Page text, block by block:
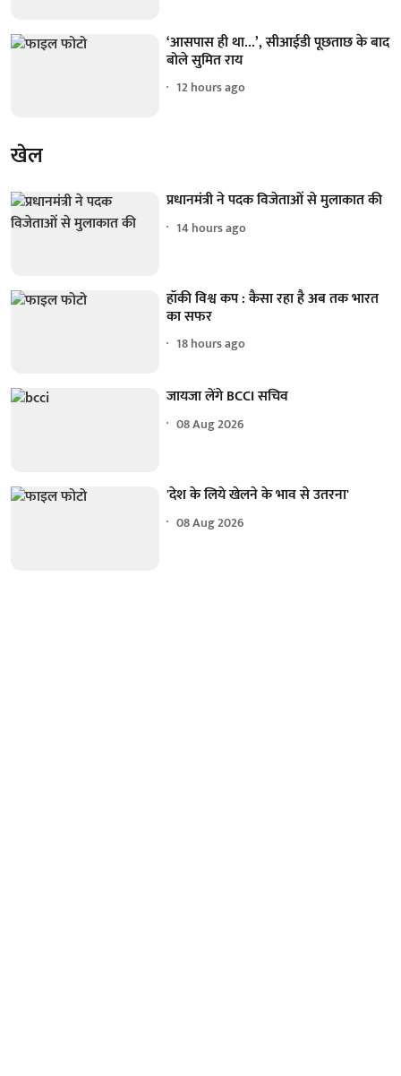
‘आसपास ही था...’, सीआईडी पूछताछ के बाद
बोले सुमित राय
12 hours ago
खेल
प्रधानमंत्री ने पदक विजेताओं से मुलाकात की
14 hours ago
हॉकी विश्व कप : कैसा रहा है अब तक भारत
का सफर
18 hours ago
जायजा लेंगे BCCI सचिव
08 Aug 2026
'देश के लिये खेलने के भाव से उतरना'
08 Aug 2026